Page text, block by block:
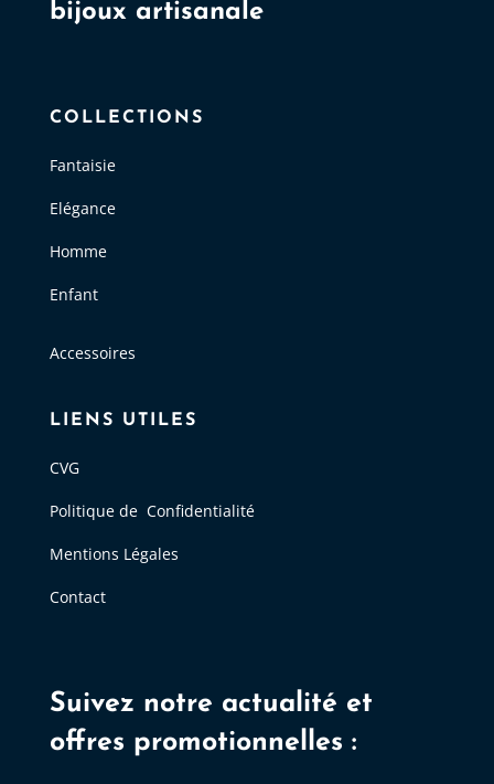
bijoux artisanale
COLLECTIONS
Fantaisie
Elégance
Homme
Enfant
Accessoires
LIENS UTILES
CVG
Politique de Confidentialité
Mentions Légales
Contact
Suivez notre actualité et
offres promotionnelles :